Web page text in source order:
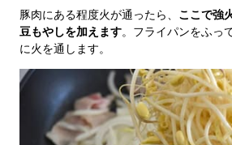
豚肉にある程度火が通ったら、 ここで強
豆もやしを加えます。フライパンをふっ
に火を通します。